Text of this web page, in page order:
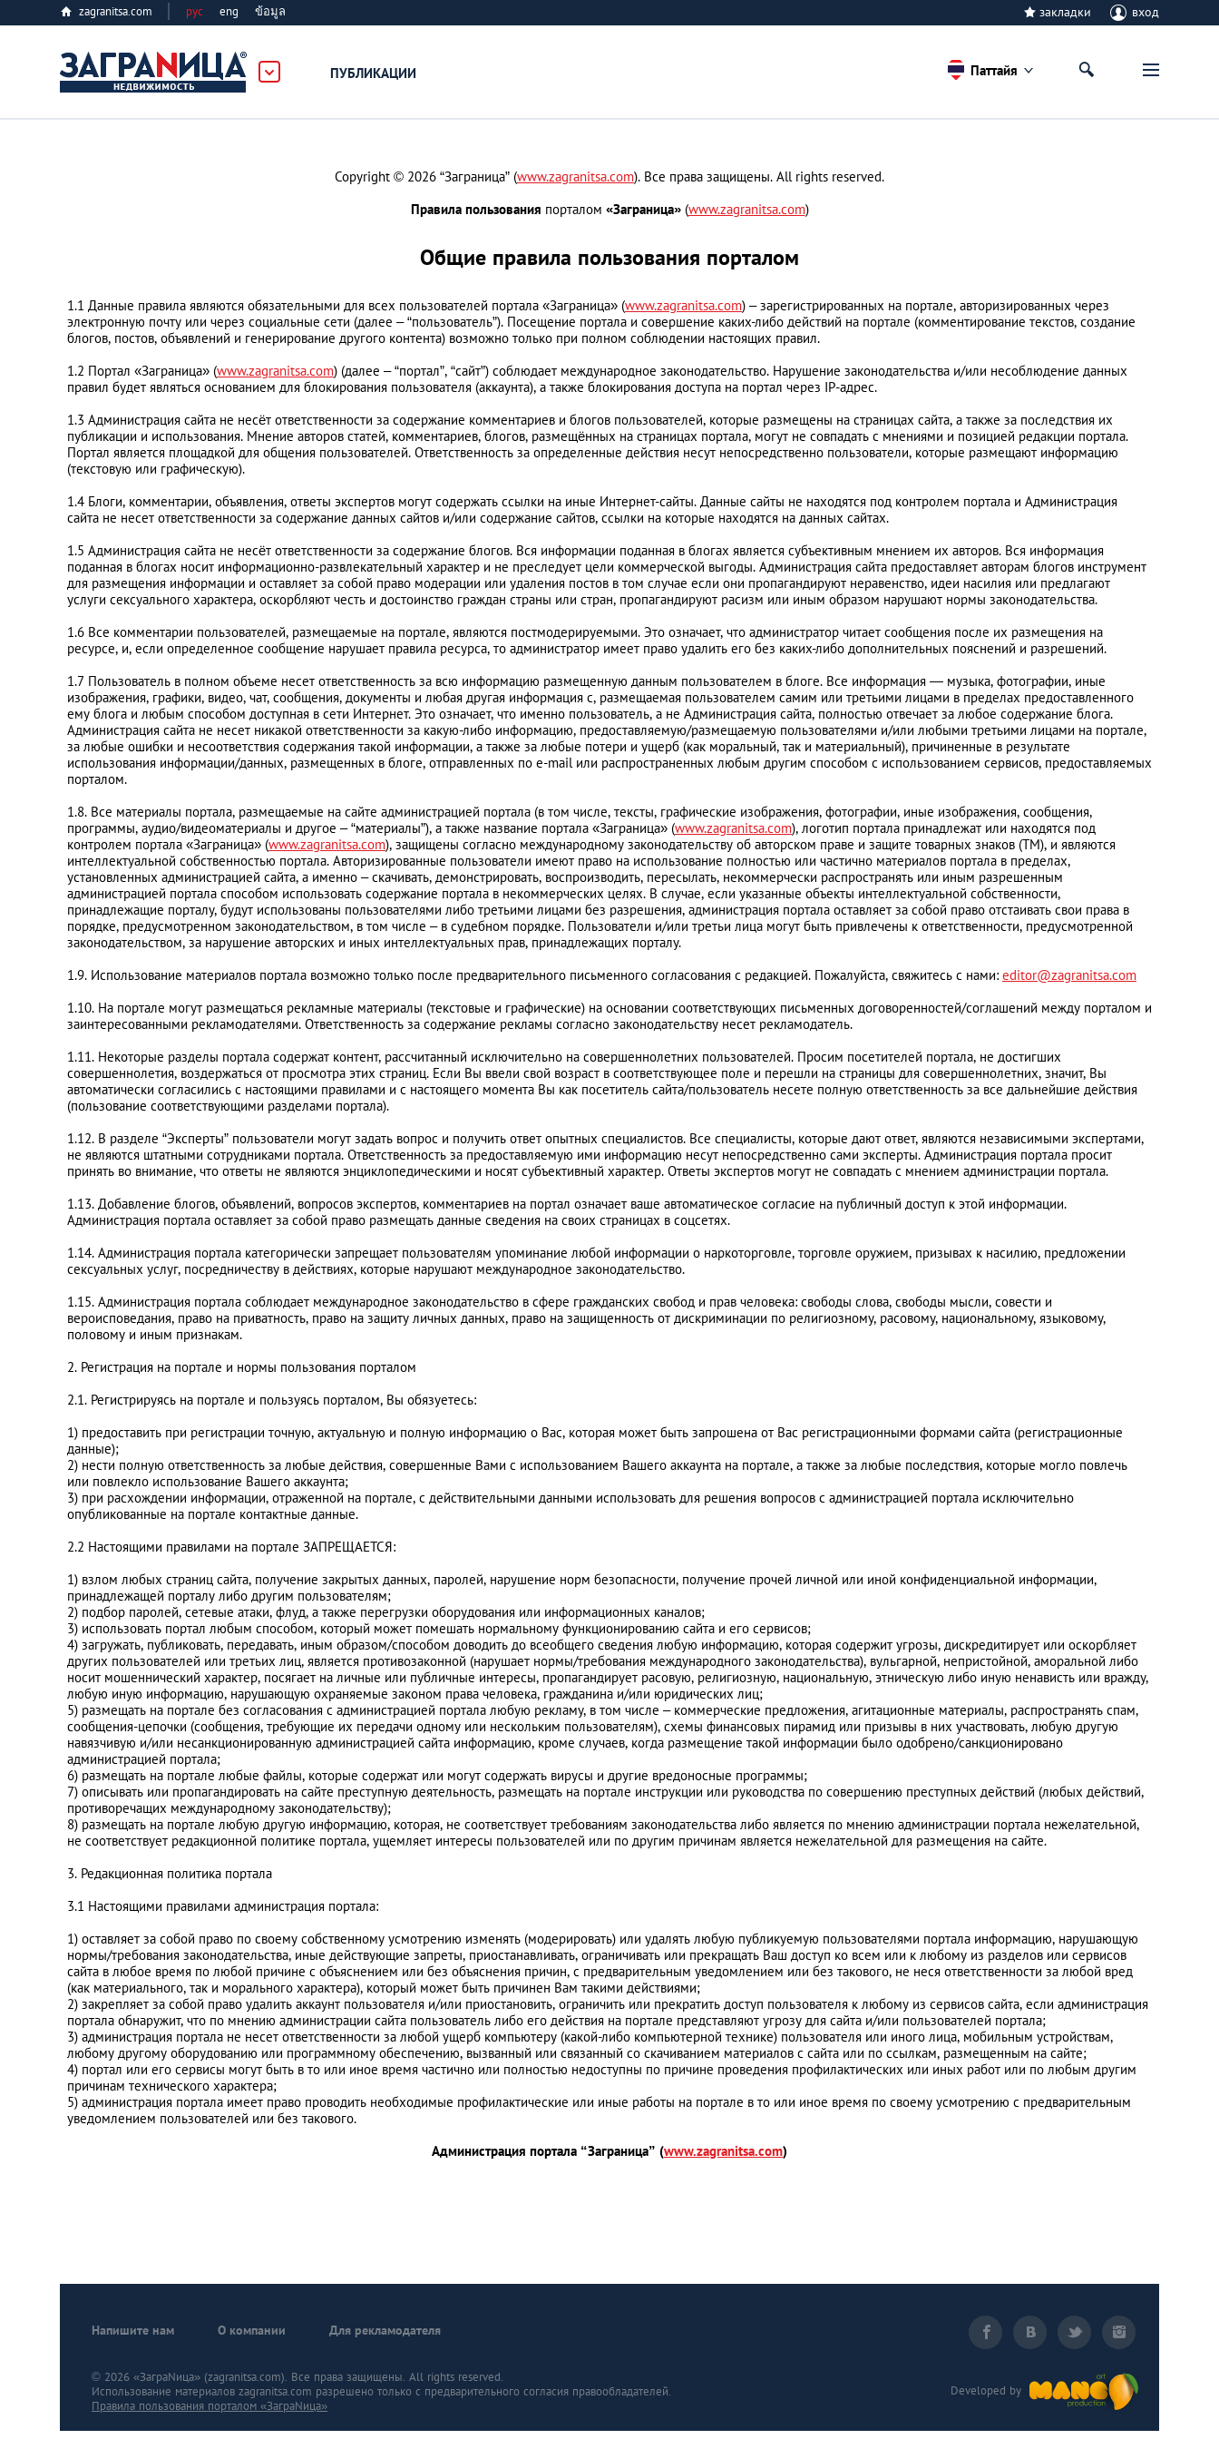
zagranitsa.com рус eng ข้อมูล закладки вход
ПУБЛИКАЦИИ
Алматы
Астана
Афины
Киев
Лондон
Лос-Анджелес
Паттайя
Пхукет
Санкт-Петербург
Паттайя
Copyright © 2026 “Заграница” (www.zagranitsa.com). Все права защищены. All rights reserved.
Правила пользования порталом «Заграница»(www.zagranitsa.com)
Общие правила пользования порталом
1.1 Данные правила являются обязательными для всех пользователей портала «Заграница» (www.zagranitsa.com) – зарегистрированных на портале, авторизированных через
электронную почту или через социальные сети (далее – “пользователь”). Посещение портала и совершение каких-либо действий на портале (комментирование текстов, создание
блогов, постов, объявлений и генерирование другого контента) возможно только при полном соблюдении настоящих правил.
1.2 Портал «Заграница» (www.zagranitsa.com) (далее – “портал”, “сайт”) соблюдает международное законодательство. Нарушение законодательства и/или несоблюдение данных
правил будет являться основанием для блокирования пользователя (аккаунта), а также блокирования доступа на портал через IP-адрес.
1.3 Администрация сайта не несёт ответственности за содержание комментариев и блогов пользователей, которые размещены на страницах сайта, а также за последствия их
публикации и использования. Мнение авторов статей, комментариев, блогов, размещённых на страницах портала, могут не совпадать с мнениями и позицией редакции портала.
Портал является площадкой для общения пользователей. Ответственность за определенные действия несут непосредственно пользователи, которые размещают информацию
(текстовую или графическую).
1.4 Блоги, комментарии, объявления, ответы экспертов могут содержать ссылки на иные Интернет-сайты. Данные сайты не находятся под контролем портала и Администрация
сайта не несет ответственности за содержание данных сайтов и/или содержание сайтов, ссылки на которые находятся на данных сайтах.
1.5 Администрация сайта не несёт ответственности за содержание блогов. Вся информации поданная в блогах является субъективным мнением их авторов. Вся информация
поданная в блогах носит информационно-развлекательный характер и не преследует цели коммерческой выгоды. Администрация сайта предоставляет авторам блогов инструмент
для размещения информации и оставляет за собой право модерации или удаления постов в том случае если они пропагандируют неравенство, идеи насилия или предлагают
услуги сексуального характера, оскорбляют честь и достоинство граждан страны или стран, пропагандируют расизм или иным образом нарушают нормы законодательства.
1.6 Все комментарии пользователей, размещаемые на портале, являются постмодерируемыми. Это означает, что администратор читает сообщения после их размещения на
ресурсе, и, если определенное сообщение нарушает правила ресурса, то администратор имеет право удалить его без каких-либо дополнительных пояснений и разрешений.
1.7 Пользователь в полном объеме несет ответственность за всю информацию размещенную данным пользователем в блоге. Все информация — музыка, фотографии, иные
изображения, графики, видео, чат, сообщения, документы и любая другая информация с, размещаемая пользователем самим или третьими лицами в пределах предоставленного
ему блога и любым способом доступная в сети Интернет. Это означает, что именно пользователь, а не Администрация сайта, полностью отвечает за любое содержание блога.
Администрация сайта не несет никакой ответственности за какую-либо информацию, предоставляемую/размещаемую пользователями и/или любыми третьими лицами на портале,
за любые ошибки и несоответствия содержания такой информации, а также за любые потери и ущерб (как моральный, так и материальный), причиненные в результате
использования информации/данных, размещенных в блоге, отправленных по e-mail или распространенных любым другим способом с использованием сервисов, предоставляемых
порталом.
1.8. Все материалы портала, размещаемые на сайте администрацией портала (в том числе, тексты, графические изображения, фотографии, иные изображения, сообщения,
программы, аудио/видеоматериалы и другое – “материалы”), а также название портала «Заграница» (www.zagranitsa.com), логотип портала принадлежат или находятся под
контролем портала «Заграница» (www.zagranitsa.com), защищены согласно международному законодательству об авторском праве и защите товарных знаков (ТМ), и являются
интеллектуальной собственностью портала. Авторизированные пользователи имеют право на использование полностью или частично материалов портала в пределах,
установленных администрацией сайта, а именно – скачивать, демонстрировать, воспроизводить, пересылать, некоммерчески распространять или иным разрешенным
администрацией портала способом использовать содержание портала в некоммерческих целях. В случае, если указанные объекты интеллектуальной собственности,
принадлежащие порталу, будут использованы пользователями либо третьими лицами без разрешения, администрация портала оставляет за собой право отстаивать свои права в
порядке, предусмотренном законодательством, в том числе – в судебном порядке. Пользователи и/или третьи лица могут быть привлечены к ответственности, предусмотренной
законодательством, за нарушение авторских и иных интеллектуальных прав, принадлежащих порталу.
1.9. Использование материалов портала возможно только после предварительного письменного согласования с редакцией. Пожалуйста, свяжитесь с нами: editor@zagranitsa.com
1.10. На портале могут размещаться рекламные материалы (текстовые и графические) на основании соответствующих письменных договоренностей/соглашений между порталом и
заинтересованными рекламодателями. Ответственность за содержание рекламы согласно законодательству несет рекламодатель.
1.11. Некоторые разделы портала содержат контент, рассчитанный исключительно на совершеннолетних пользователей. Просим посетителей портала, не достигших
совершеннолетия, воздержаться от просмотра этих страниц. Если Вы ввели свой возраст в соответствующее поле и перешли на страницы для совершеннолетних, значит, Вы
автоматически согласились с настоящими правилами и с настоящего момента Вы как посетитель сайта/пользователь несете полную ответственность за все дальнейшие действия
(пользование соответствующими разделами портала).
1.12. В разделе “Эксперты” пользователи могут задать вопрос и получить ответ опытных специалистов. Все специалисты, которые дают ответ, являются независимыми экспертами,
не являются штатными сотрудниками портала. Ответственность за предоставляемую ими информацию несут непосредственно сами эксперты. Администрация портала просит
принять во внимание, что ответы не являются энциклопедическими и носят субъективный характер. Ответы экспертов могут не совпадать с мнением администрации портала.
1.13. Добавление блогов, объявлений, вопросов экспертов, комментариев на портал означает ваше автоматическое согласие на публичный доступ к этой информации.
Администрация портала оставляет за собой право размещать данные сведения на своих страницах в соцсетях.
1.14. Администрация портала категорически запрещает пользователям упоминание любой информации о наркоторговле, торговле оружием, призывах к насилию, предложении
сексуальных услуг, посредничеству в действиях, которые нарушают международное законодательство.
1.15. Администрация портала соблюдает международное законодательство в сфере гражданских свобод и прав человека: свободы слова, свободы мысли, совести и
вероисповедания, право на приватность, право на защиту личных данных, право на защищенность от дискриминации по религиозному, расовому, национальному, языковому,
половому и иным признакам.
2. Регистрация на портале и нормы пользования порталом
2.1. Регистрируясь на портале и пользуясь порталом, Вы обязуетесь:
1) предоставить при регистрации точную, актуальную и полную информацию о Вас, которая может быть запрошена от Вас регистрационными формами сайта (регистрационные
данные);
2) нести полную ответственность за любые действия, совершенные Вами с использованием Вашего аккаунта на портале, а также за любые последствия, которые могло повлечь
или повлекло использование Вашего аккаунта;
3) при расхождении информации, отраженной на портале, с действительными данными использовать для решения вопросов с администрацией портала исключительно
опубликованные на портале контактные данные.
2.2 Настоящими правилами на портале ЗАПРЕЩАЕТСЯ:
1) взлом любых страниц сайта, получение закрытых данных, паролей, нарушение норм безопасности, получение прочей личной или иной конфиденциальной информации,
принадлежащей порталу либо другим пользователям;
2) подбор паролей, сетевые атаки, флуд, а также перегрузки оборудования или информационных каналов;
3) использовать портал любым способом, который может помешать нормальному функционированию сайта и его сервисов;
4) загружать, публиковать, передавать, иным образом/способом доводить до всеобщего сведения любую информацию, которая содержит угрозы, дискредитирует или оскорбляет
других пользователей или третьих лиц, является противозаконной (нарушает нормы/требования международного законодательства), вульгарной, непристойной, аморальной либо
носит мошеннический характер, посягает на личные или публичные интересы, пропагандирует расовую, религиозную, национальную, этническую либо иную ненависть или вражду,
любую иную информацию, нарушающую охраняемые законом права человека, гражданина и/или юридических лиц;
5) размещать на портале без согласования с администрацией портала любую рекламу, в том числе – коммерческие предложения, агитационные материалы, распространять спам,
сообщения-цепочки (сообщения, требующие их передачи одному или нескольким пользователям), схемы финансовых пирамид или призывы в них участвовать, любую другую
навязчивую и/или несанкционированную администрацией сайта информацию, кроме случаев, когда размещение такой информации было одобрено/санкционировано
администрацией портала;
6) размещать на портале любые файлы, которые содержат или могут содержать вирусы и другие вредоносные программы;
7) описывать или пропагандировать на сайте преступную деятельность, размещать на портале инструкции или руководства по совершению преступных действий (любых действий,
противоречащих международному законодательству);
8) размещать на портале любую другую информацию, которая, не соответствует требованиям законодательства либо является по мнению администрации портала нежелательной,
не соответствует редакционной политике портала, ущемляет интересы пользователей или по другим причинам является нежелательной для размещения на сайте.
3. Редакционная политика портала
3.1 Настоящими правилами администрация портала:
1) оставляет за собой право по своему собственному усмотрению изменять (модерировать) или удалять любую публикуемую пользователями портала информацию, нарушающую
нормы/требования законодательства, иные действующие запреты, приостанавливать, ограничивать или прекращать Ваш доступ ко всем или к любому из разделов или сервисов
сайта в любое время по любой причине с объяснением или без объяснения причин, с предварительным уведомлением или без такового, не неся ответственности за любой вред
(как материального, так и морального характера), который может быть причинен Вам такими действиями;
2) закрепляет за собой право удалить аккаунт пользователя и/или приостановить, ограничить или прекратить доступ пользователя к любому из сервисов сайта, если администрация
портала обнаружит, что по мнению администрации сайта пользователь либо его действия на портале представляют угрозу для сайта и/или пользователей портала;
3) администрация портала не несет ответственности за любой ущерб компьютеру (какой-либо компьютерной технике) пользователя или иного лица, мобильным устройствам,
любому другому оборудованию или программному обеспечению, вызванный или связанный со скачиванием материалов с сайта или по ссылкам, размещенным на сайте;
4) портал или его сервисы могут быть в то или иное время частично или полностью недоступны по причине проведения профилактических или иных работ или по любым другим
причинам технического характера;
5) администрация портала имеет право проводить необходимые профилактические или иные работы на портале в то или иное время по своему усмотрению с предварительным
уведомлением пользователей или без такового.
Администрация портала “Заграница” (www.zagranitsa.com)
Напишите нам О компании Для рекламодателя
Developed by
© 2026 «ЗаграNица» (zagranitsa.com). Все права защищены. All rights reserved.
Использование материалов zagranitsa.com разрешено только с предварительного согласия правообладателей.
Правила пользования порталом «ЗаграNица»